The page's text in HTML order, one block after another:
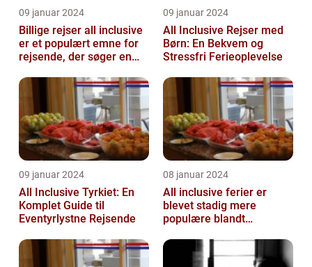
09 januar 2024
Billige rejser all inclusive
er et populært emne for
rejsende, der søger en
fer...
09 januar 2024
All Inclusive Rejser med
Børn: En Bekvem og
Stressfri Ferieoplevelse
09 januar 2024
All Inclusive Tyrkiet: En
Komplet Guide til
Eventyrlystne Rejsende
08 januar 2024
All inclusive ferier er
blevet stadig mere
populære blandt
nyde en bekymring...